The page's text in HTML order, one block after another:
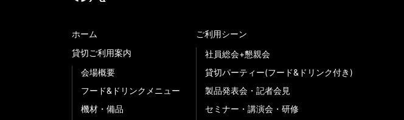
ホーム
貸切ご利用案内
会場概要
フード&ドリンクメニュー
機材・備品
ご利用シーン
社員総会+懇親会
貸切パーティー(フード&ドリンク付き)
製品発表会・記者会見
セミナー・講演会・研修